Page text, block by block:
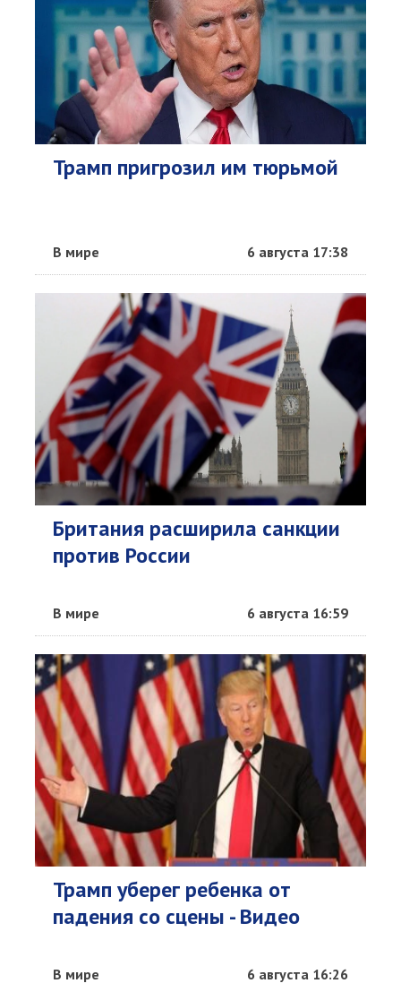
Трамп пригрозил им тюрьмой
В мире 6 августа 17:38
Британия расширила санкции
против России
В мире 6 августа 16:59
Трамп уберег ребенка от
падения со сцены - Видео
В мире 6 августа 16:26